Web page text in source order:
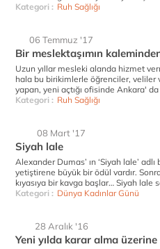
Kategori : Ruh Sağlığı
06 Temmuz '17
Bir meslektaşımın
Uzun yıllar mesleki alanda hizmet
hala bu birikimlerle öğrenciler, veliler
yapan, yeni açtığı ofisinde Ankara' da
Kategori : Ruh Sağlığı
08 Mart '17
Siyah lale
Alexander Dumas’ ın ‘Siyah lale’
yetiştirene büyük bir ödül vardır.
kıyasıya bir kavga başlar… Siyah lale
Kategori : Dünya Kadınlar Günü
28 Aralık '16
Yeni yılda karar alma üzerine